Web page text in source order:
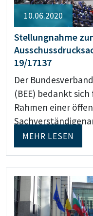
10.06.2020
Stellungnahme
19/17137
Der
(BEE) bedankt
Rahmen einer
MEHR LESEN